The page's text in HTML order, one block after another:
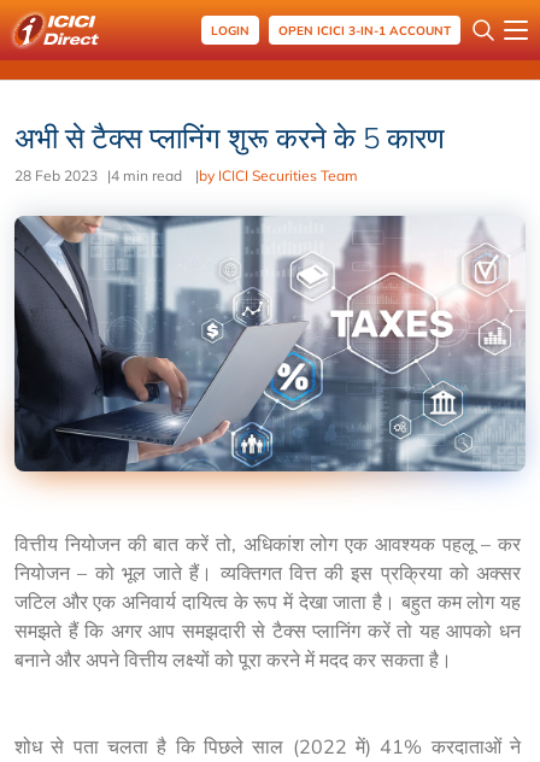
LOGIN OPEN ICICI 3-IN-1 ACCOUNT
अभी से टैक्स प्लानिंग शुरू करने के 5 कारण
28 Feb 2023 |4 min read |by ICICI Securities Team
वित्तीय नियोजन की बात करें तो, अधिकांश लोग एक आवश्यक पहलू – कर
नियोजन – को भूल जाते हैं। व्यक्तिगत वित्त की इस प्रक्रिया को अक्सर
जटिल और एक अनिवार्य दायित्व के रूप में देखा जाता है। बहुत कम लोग यह
समझते हैं कि अगर आप समझदारी से टैक्स प्लानिंग करें तो यह आपको धन
बनाने और अपने वित्तीय लक्ष्यों को पूरा करने में मदद कर सकता है।
शोध से पता चलता है कि पिछले साल (2022 में) 41% करदाताओं ने